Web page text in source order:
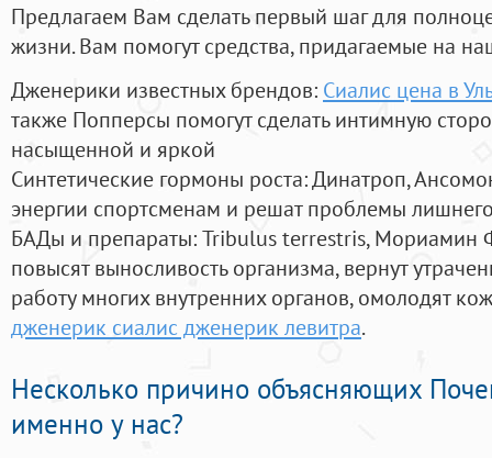
Предлагаем Вам сделать первый шаг для
жизни. Вам помогут средства, придагаемые на
Дженерики известных брендов: Сиалис цена в
также Попперсы помогут сделать интимную
насыщенной и яркой
Синтетические гормоны роста: Динатроп,
энергии спортсменам и решат проблемы
БАДы и препараты:Tribulus terrestris, Мориамин
повысят выносливость организма, вернут
работу многих внутренних органов, омолодят
дженерик сиалис дженерик левитра.
Несколько причино объясняющих
именно у нас?